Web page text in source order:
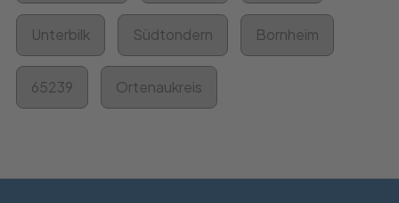
Unterbilk Südtondern Bornheim
65239 Ortenaukreis